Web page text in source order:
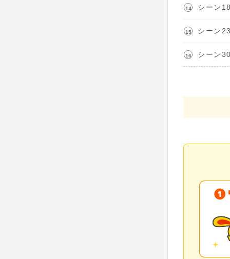
シーン
シーン
シーン